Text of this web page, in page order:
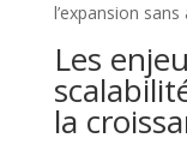
l’expansion
Les
la